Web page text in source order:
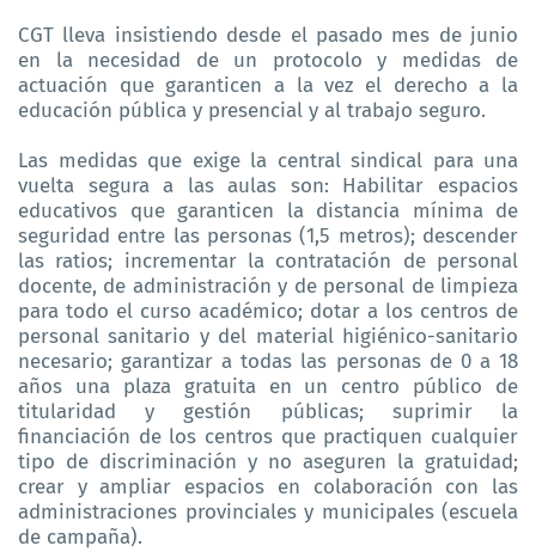
CGT lleva insistiendo desde el pasado mes de junio
en la necesidad de un protocolo y medidas de
actuación que garanticen a la vez el derecho a la
educación pública y presencial y al trabajo seguro.
Las medidas que exige la central sindical para una
vuelta segura a las aulas son: Habilitar espacios
educativos que garanticen la distancia mínima de
seguridad entre las personas (1,5 metros); descender
las ratios; incrementar la contratación de personal
docente, de administración y de personal de limpieza
para todo el curso académico; dotar a los centros de
personal sanitario y del material higiénico-sanitario
necesario; garantizar a todas las personas de 0 a 18
años una plaza gratuita en un centro público de
titularidad y gestión públicas; suprimir la
financiación de los centros que practiquen cualquier
tipo de discriminación y no aseguren la gratuidad;
crear y ampliar espacios en colaboración con las
administraciones provinciales y municipales (escuela
de campaña).